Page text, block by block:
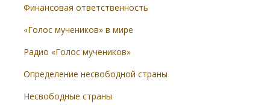
Финансовая ответственность
«Голос мучеников» в мире
Радио «Голос мучеников»
Определение несвободной страны
Несвободные страны